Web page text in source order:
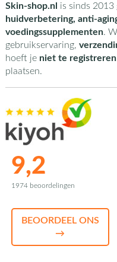
Skin-shop.nl is sinds
huidverbetering, anti-
voedingssupplementen.
gebruikservaring,
hoeft je niet te registreren
plaatsen.
9,2
1974 beoordelingen
BEOORDEEL ONS
→